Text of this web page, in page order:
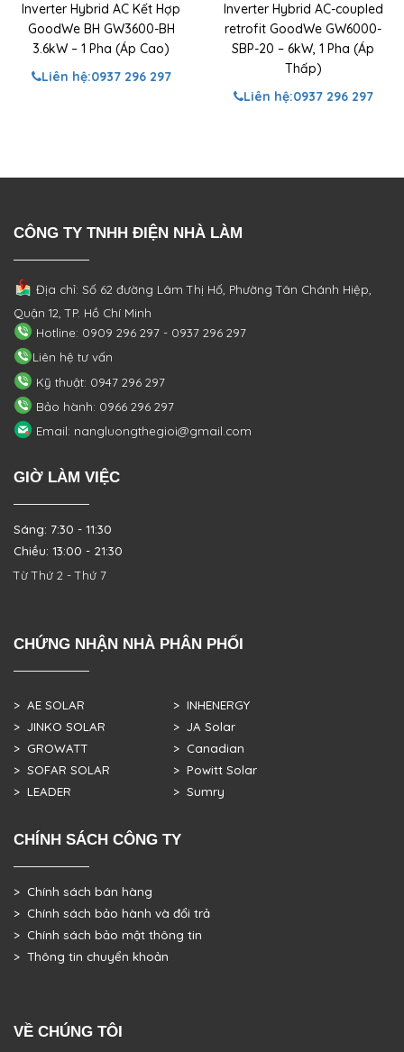
Inverter Hybrid AC Kết Hợp
GoodWe BH GW3600-BH
3.6kW – 1 Pha (Áp Cao)
Liên hệ:0937 296 297
Inverter Hybrid AC-coupled
retrofit GoodWe GW6000-
SBP-20 – 6kW, 1 Pha (Áp
Thấp)
Liên hệ:0937 296 297
CÔNG TY TNHH ĐIỆN NHÀ LÀM
Địa chỉ: Số 62 đường Lâm Thị Hố, PhườngTân Chánh Hiệp,
Quận 12, TP. Hồ Chí Minh
Hotline: 0909 296 297 - 0937 296 297
Liên hệ tư vấn
Kỹ thuật: 0947 296 297
Bảo hành: 0966 296 297
Email: nangluongthegioi@gmail.com
GIỜ LÀM VIỆC
Sáng: 7:30 - 11:30
Chiều: 13:00 - 21:30
Từ Thứ 2 - Thứ 7
CHỨNG NHẬN NHÀ PHÂN PHỐI
> AE SOLAR
> JINKO SOLAR
> GROWATT
> SOFAR SOLAR
> LEADER
> INHENERGY
> JA Solar
> Canadian
> Powitt Solar
> Sumry
CHÍNH SÁCH CÔNG TY
> Chính sách bán hàng
> Chính sách bảo hành và đổi trả
> Chính sách bảo mật thông tin
> Thông tin chuyển khoản
VỀ CHÚNG TÔI